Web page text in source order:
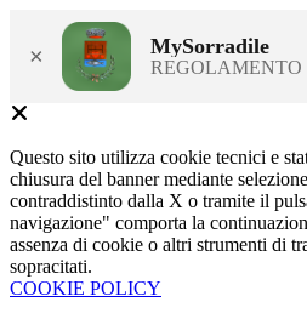
× MySorradile
Questo sito utilizza cookie tecnici e
chiusura del banner mediante
contraddistinto dalla X o tramite il
navigazione" comporta la
assenza di cookie o altri strumenti di
sopracitati.
COOKIE POLICY